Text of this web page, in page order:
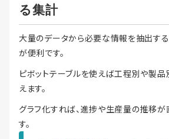
る集計
大量のデータから必要な情報を抽出す
が便利です。
ピボットテーブルを使えば工程別や製
えます。
グラフ化すれば、進捗や生産量の推移
す。